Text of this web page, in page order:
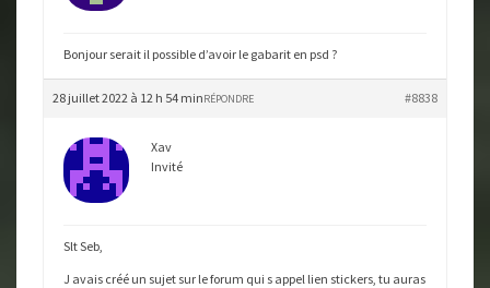
Bonjour serait il possible d’avoir le gabarit en psd ?
28 juillet 2022 à 12 h 54 min #8838
RÉPONDRE
Xav
Invité
Slt Seb,
J avais créé un sujet sur le forum qui s appel lien stickers, tu auras